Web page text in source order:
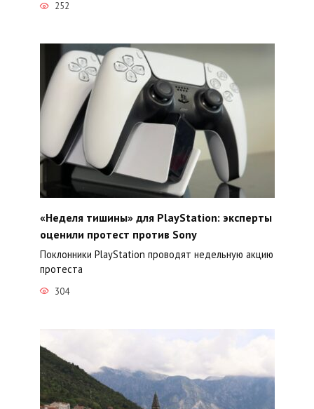
252
«Неделя тишины» для PlayStation: эксперты
оценили протест против Sony
Поклонники PlayStation проводят недельную акцию
протеста
304